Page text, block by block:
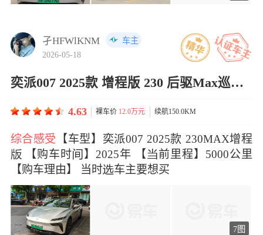
孑HFWlKNM
车主
2026-05-18
奕派007 2025款 增程版 230 后驱Max巡航版
4.63 裸车价 12.0万元 续航150.0KM
综合感受
【车型】奕派007 2025款 230MAX增程
 【购车时】2025年 【前里程】5000公里
【购车理由】 当时车主要想买
7图